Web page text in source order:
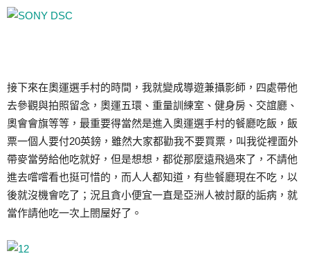
接下來在奧運選手村的時間，我就變成導遊兼攝影師，四處帶他
去參觀與拍照留念，奧運五環、重量訓練室、健身房、交誼廳、
奧會會旗等等，最重要得當然是進入奧運選手村的餐廳吃飯，飯
票一個人要付20英鎊，雖然大家都勸我不要買票，叫我從裡面外
帶麥當勞給他吃就好，但是想想，都從那麼遠飛過來了，不請他
進去嚐嚐看也挺可惜的，而人人都知道，有些餐廳現在不吃，以
後就沒機會吃了；況且貪小便宜一直是亞洲人被討厭的詬病，就
當作請他吃一次上閤屋好了。